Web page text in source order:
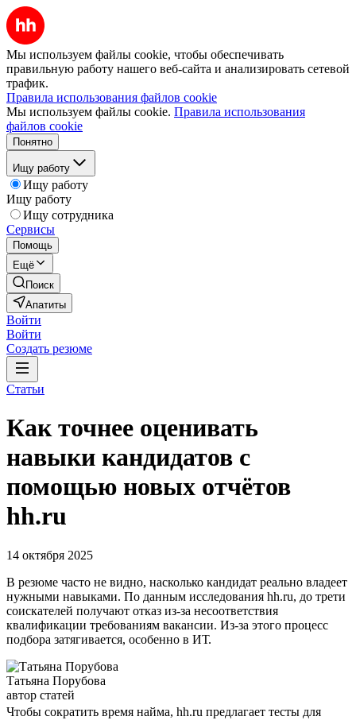
Мы используем файлы cookie, чтобы обеспечивать
правильную работу нашего веб-сайта и анализировать сетевой
трафик.
Правила использования файлов cookie
Мы используем файлы cookie. Правила использования
файлов cookie
Понятно
Ищу работу
Ищу работу
Ищу работу
Ищу сотрудника
Сервисы
Помощь
Ещё
Поиск
Апатиты
Войти
Войти
Создать резюме
Статьи
Как точнее оценивать
навыки кандидатов с
помощью новых отчётов
hh.ru
14 октября 2025
В резюме часто не видно, насколько кандидат реально владеет
нужными навыками. По данным исследования hh.ru, до трети
соискателей получают отказ из-за несоответствия
квалификации требованиям вакансии. Из-за этого процесс
подбора затягивается, особенно в ИТ.
Татьяна Порубова
автор статей
Чтобы сократить время найма, hh.ru предлагает тесты для